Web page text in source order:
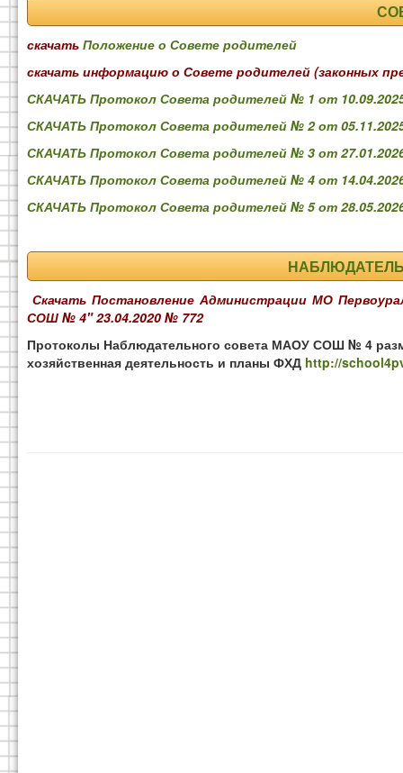
скачать Положение о Совете родителей
скачать информацию о Совете родителей (законных
СКАЧАТЬ Протокол Совета родителей № 1 от
СКАЧАТЬ Протокол Совета родителей № 2 от
СКАЧАТЬ Протокол Совета родителей № 3 от
СКАЧАТЬ Протокол Совета родителей № 4 от
СКАЧАТЬ Протокол Совета родителей № 5 от
Скачать Постановление Администрации МО
СОШ № 4" 23.04.2020 № 772
Протоколы Наблюдательного совета МАОУ СОШ № 4
хозяйственная деятельность и планы ФХД http://